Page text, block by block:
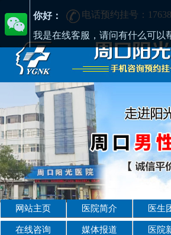
电话预约挂号：
周口男性疾病哪家医院好-周口2025年男科
网站主页 医院简介 医生
在线咨询 媒体报道 医院
你好：
我是在线客服，请问有什么可以